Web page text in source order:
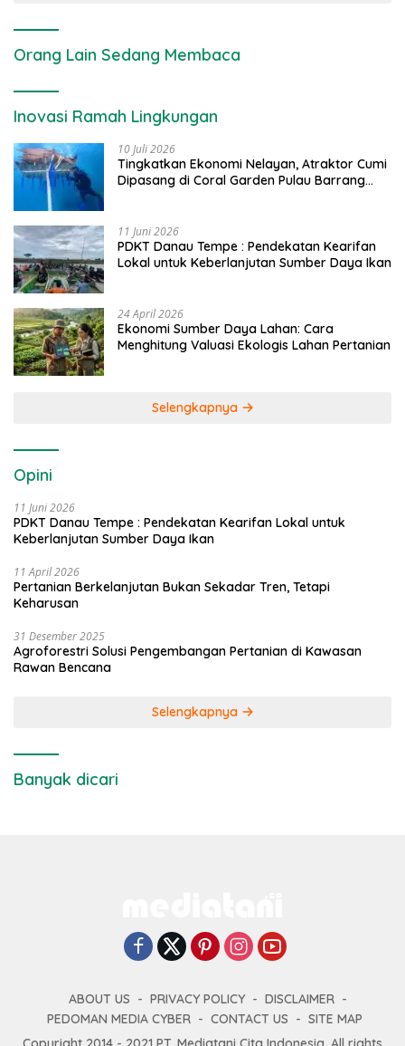
Orang Lain Sedang Membaca
Inovasi Ramah Lingkungan
10 Juli 2026
Tingkatkan Ekonomi Nelayan, Atraktor Cumi
Dipasang di Coral Garden Pulau Barrang
11 Juni 2026
PDKT Danau Tempe : Pendekatan Kearifan
Lokal untuk Keberlanjutan Sumber Daya Ikan
24 April 2026
Ekonomi Sumber Daya Lahan: Cara
Menghitung Valuasi Ekologis Lahan Pertanian
Selengkapnya
Opini
11 Juni 2026
PDKT Danau Tempe : Pendekatan Kearifan Lokal untuk
Keberlanjutan Sumber Daya Ikan
11 April 2026
Pertanian Berkelanjutan Bukan Sekadar Tren, Tetapi
Keharusan
31 Desember 2025
Agroforestri Solusi Pengembangan Pertanian di Kawasan
Rawan Bencana
Selengkapnya
Banyak dicari
ABOUT US PRIVACY POLICY
DISCLAIMER
PEDOMAN MEDIA CYBER
CONTACT US
SITE MAP